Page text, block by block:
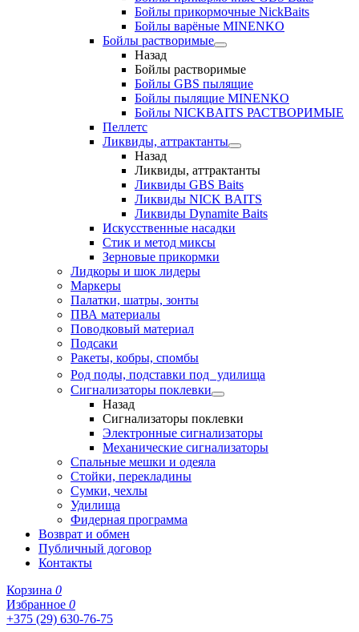
Бойлы прикормочные NickBaits
Бойлы варёные MINENKO
Бойлы растворимые
Назад
Бойлы растворимые
Бойлы GBS пылящие
Бойлы пылящие MINENKO
Бойлы NICKBAITS РАСТВОРИМЫЕ
Пеллетс
Ликвиды, аттрактанты
Назад
Ликвиды, аттрактанты
Ликвиды GBS Baits
Ликвиды NICK BAITS
Ликвиды Dynamite Baits
Искусственные насадки
Стик и метод миксы
Зерновые прикормки
Лидкоры и шок лидеры
Маркеры
Палатки, шатры, зонты
ПВА материалы
Поводковый материал
Подсаки
Ракеты, кобры, спомбы
Род поды, подставки под удилища
Сигнализаторы поклевки
Назад
Сигнализаторы поклевки
Электронные сигнализаторы
Механические сигнализаторы
Спальные мешки и одеяла
Стойки, перекладины
Сумки, чехлы
Удилища
Фидерная программа
Возврат и обмен
Публичный договор
Контакты
Корзина 0
Избранное 0
+375 (29) 630-76-75